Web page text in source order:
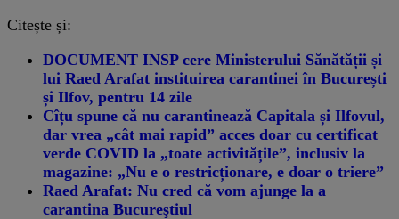
Citește și:
DOCUMENT INSP cere Ministerului Sănătății și
lui Raed Arafat instituirea carantinei în București
și Ilfov, pentru 14 zile
Cîțu spune că nu carantinează Capitala și Ilfovul,
dar vrea „cât mai rapid” acces doar cu certificat
verde COVID la „toate activitățile”, inclusiv la
magazine: „Nu e o restricționare, e doar o triere”
Raed Arafat: Nu cred că vom ajunge la a
carantina Bucureştiul